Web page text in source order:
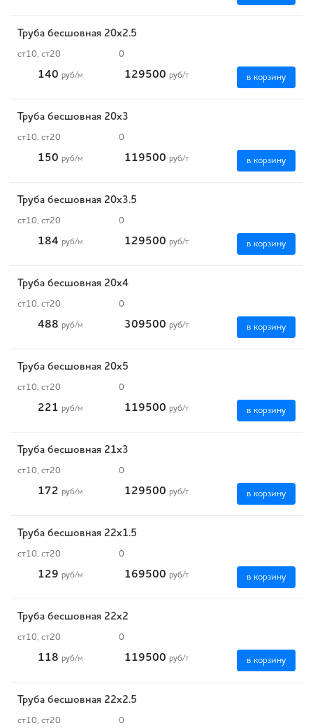
Труба бесшовная 20х2.5
ст10, ст20 0
140 руб/м 129500 руб/т в корзину
Труба бесшовная 20х3
ст10, ст20 0
150 руб/м 119500 руб/т в корзину
Труба бесшовная 20х3.5
ст10, ст20 0
184 руб/м 129500 руб/т в корзину
Труба бесшовная 20х4
ст10, ст20 0
488 руб/м 309500 руб/т в корзину
Труба бесшовная 20х5
ст10, ст20 0
221 руб/м 119500 руб/т в корзину
Труба бесшовная 21х3
ст10, ст20 0
172 руб/м 129500 руб/т в корзину
Труба бесшовная 22х1.5
ст10, ст20 0
129 руб/м 169500 руб/т в корзину
Труба бесшовная 22х2
ст10, ст20 0
118 руб/м 119500 руб/т в корзину
Труба бесшовная 22х2.5
ст10, ст20 0